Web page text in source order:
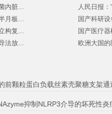
内脏...
月板...
构复...
法放...
人民日报
国产科研
国产医疗
欧洲大国
前颗粒蛋白负载丝素壳聚糖支架
抑制NLRP3介导的坏死性炎